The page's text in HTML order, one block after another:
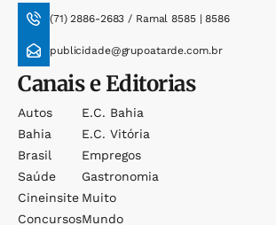
(71) 2886-2683 / Ramal 8585 | 8586
publicidade@grupoatarde.com.br
Canais e Editorias
Autos
Bahia
Brasil
Saúde
Cineinsite
Concursos
E.c. Bahia
E.c. Vitória
Empregos
Gastronomia
Muito
Mundo